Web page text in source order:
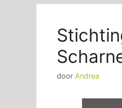
door Andrea